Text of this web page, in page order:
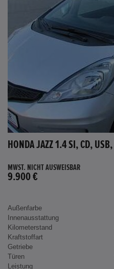
MWST. NICHT AUSWEISBAR
9.900 €
Außenfarbe
Innenausstattung
Kilometerstand
Kraftstoffart
Getriebe
Türen
Leistung